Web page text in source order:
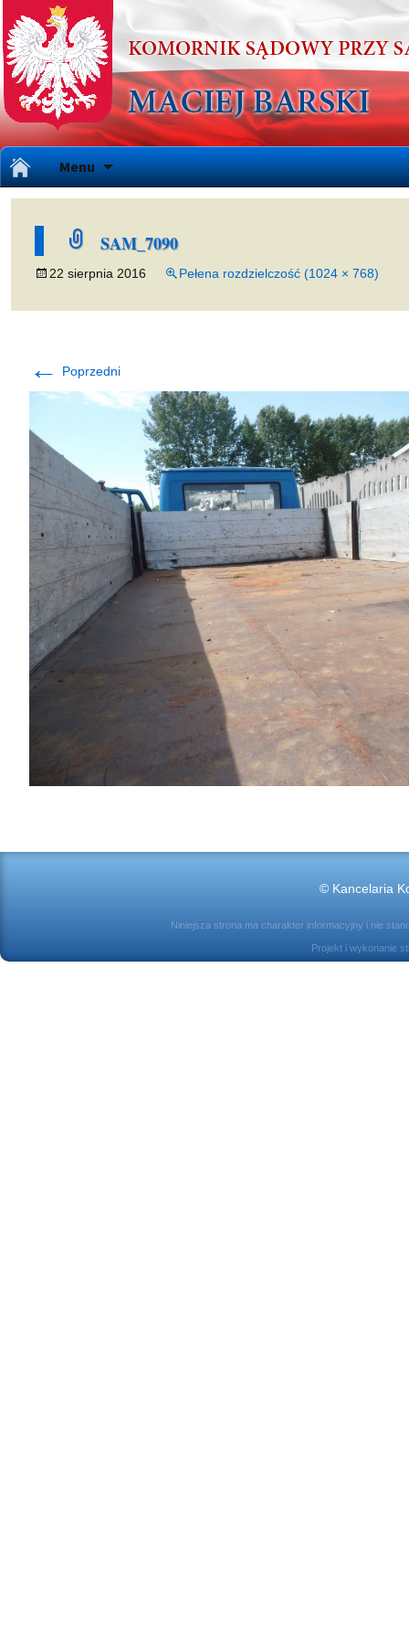
Menu
do
SAM_7090
22 sierpnia 2016 Pełena rozdzielczość (1024 × 768)
← Poprzedni
© Kancelaria
Niniejsza strona ma charakter informacyjny i nie
Projekt i wykonanie